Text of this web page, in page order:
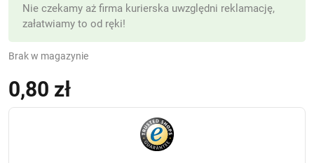
0,80 zł
Brak w magazynie
Nie czekamy aż firma kurierska uwzględni reklamację,
załatwiamy to od ręki!